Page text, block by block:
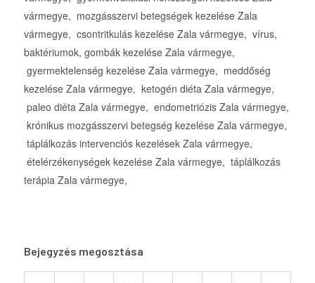
vármegye, mozgásszervi betegségek kezelése Zala
vármegye, csontritkulás kezelése Zala vármegye, vírus,
baktériumok, gombák kezelése Zala vármegye,
gyermektelenség kezelése Zala vármegye, meddőség
kezelése Zala vármegye, ketogén diéta Zala vármegye,
paleo diéta Zala vármegye, endometriózis Zala vármegye,
krónikus mozgásszervi betegség kezelése Zala vármegye,
táplálkozás intervenciós kezelések Zala vármegye,
ételérzékenységek kezelése Zala vármegye, táplálkozás
terápia Zala vármegye,
Bejegyzés megosztása